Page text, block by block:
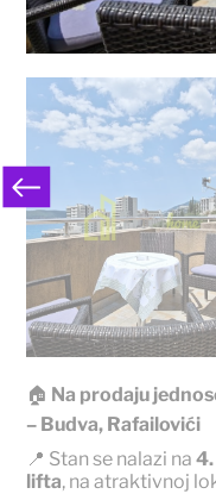
🏠 Na prodaju
– Budva, Rafailovići
📍 Stan se nalazi na
lifta, na atraktivnoj